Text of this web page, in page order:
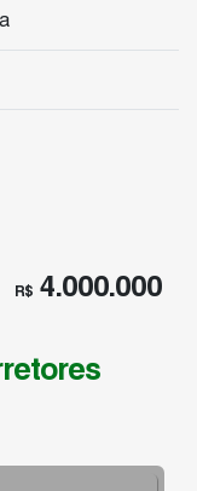
R$ 4.000.000